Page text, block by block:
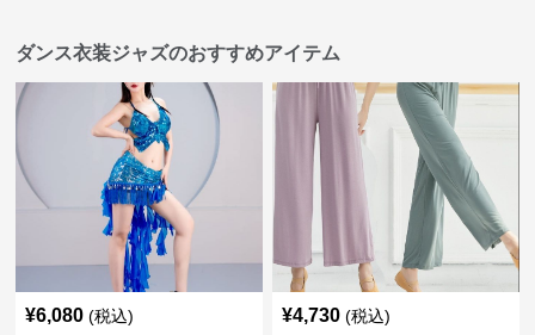
ダンス衣装ジャズのおすすめアイテム
¥6,080 (税込) ¥4,730 (税込)